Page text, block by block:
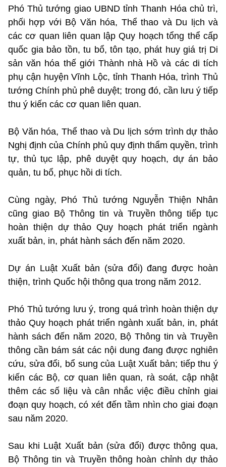
Phó Thủ tướng giao UBND tỉnh Thanh Hóa chủ trì,
phối hợp với Bộ Văn hóa, Thể thao và Du lịch và
các cơ quan liên quan lập Quy hoạch tổng thể cấp
quốc gia bảo tồn, tu bổ, tôn tạo, phát huy giá trị Di
sản văn hóa thế giới Thành nhà Hồ và các di tích
phụ cận huyện Vĩnh Lộc, tỉnh Thanh Hóa, trình Thủ
tướng Chính phủ phê duyệt; trong đó, cần lưu ý tiếp
thu ý kiến các cơ quan liên quan.
Bộ Văn hóa, Thể thao và Du lịch sớm trình dự thảo
Nghị định của Chính phủ quy định thẩm quyền, trình
tự, thủ tục lập, phê duyệt quy hoạch, dự án bảo
quản, tu bổ, phục hồi di tích.
Cùng ngày, Phó Thủ tướng Nguyễn Thiện Nhân
cũng giao Bộ Thông tin và Truyền thông tiếp tục
hoàn thiện dự thảo Quy hoạch phát triển ngành
xuất bản, in, phát hành sách đến năm 2020.
Dự án Luật Xuất bản (sửa đổi) đang được hoàn
thiện, trình Quốc hội thông qua trong năm 2012.
Phó Thủ tướng lưu ý, trong quá trình hoàn thiện dự
thảo Quy hoạch phát triển ngành xuất bản, in, phát
hành sách đến năm 2020, Bộ Thông tin và Truyền
thông cần bám sát các nội dung đang được nghiên
cứu, sửa đổi, bổ sung của Luật Xuất bản; tiếp thu ý
kiến các Bộ, cơ quan liên quan, rà soát, cập nhật
thêm các số liệu và cân nhắc việc điều chỉnh giai
đoạn quy hoạch, có xét đến tầm nhìn cho giai đoạn
sau năm 2020.
Sau khi Luật Xuất bản (sửa đổi) được thông qua,
Bộ Thông tin và Truyền thông hoàn chỉnh dự thảo